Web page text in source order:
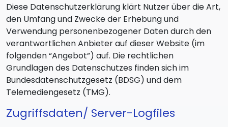
Diese Datenschutzerklärung klärt Nutzer über die Art,
den Umfang und Zwecke der Erhebung und
Verwendung personenbezogener Daten durch den
verantwortlichen Anbieter auf dieser Website (im
folgenden “Angebot”) auf. Die rechtlichen
Grundlagen des Datenschutzes finden sich im
Bundesdatenschutzgesetz (BDSG) und dem
Telemediengesetz (TMG).
Zugriffsdaten/ Server-Logfiles